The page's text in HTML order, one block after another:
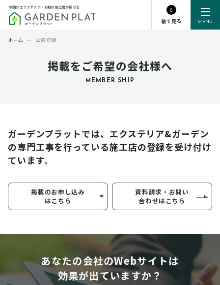
MENU
全国のエクステリア・お庭の施工店が探せる
0
後で見る
掲載をご希望の会社様へ
MEMBER SHIP
ホーム ー 会員登録
ガーデンプラットでは、エクステリア&ガーデン
の専門工事を行っている施工店の登録を受け付け
ています。
掲載のお申し込み
はこちら
資料請求・お問い
合わせはこちら
あなたの会社のWebサイトは
効果が出ていますか？